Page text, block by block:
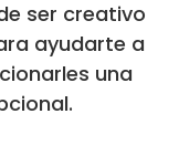
ser creativo
ayudarte a
una